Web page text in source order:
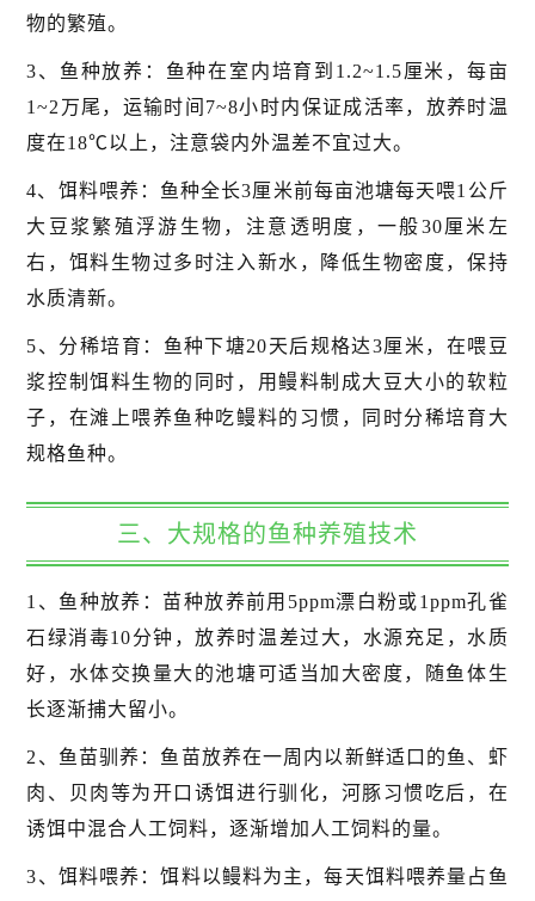
物的繁殖。
3、鱼种放养：鱼种在室内培育到1.2~1.5厘米，每亩
1~2万尾，运输时间7~8小时内保证成活率，放养时温
度在18℃以上，注意袋内外温差不宜过大。
4、饵料喂养：鱼种全长3厘米前每亩池塘每天喂1公斤
大豆浆繁殖浮游生物，注意透明度，一般30厘米左
右，饵料生物过多时注入新水，降低生物密度，保持
水质清新。
5、分稀培育：鱼种下塘20天后规格达3厘米，在喂豆
浆控制饵料生物的同时，用鳗料制成大豆大小的软粒
子，在滩上喂养鱼种吃鳗料的习惯，同时分稀培育大
规格鱼种。
三、大规格的鱼种养殖技术
1、鱼种放养：苗种放养前用5ppm漂白粉或1ppm孔雀
石绿消毒10分钟，放养时温差过大，水源充足，水质
好，水体交换量大的池塘可适当加大密度，随鱼体生
长逐渐捕大留小。
2、鱼苗驯养：鱼苗放养在一周内以新鲜适口的鱼、虾
肉、贝肉等为开口诱饵进行驯化，河豚习惯吃后，在
诱饵中混合人工饲料，逐渐增加人工饲料的量。
3、饵料喂养：饵料以鳗料为主，每天饵料喂养量占鱼